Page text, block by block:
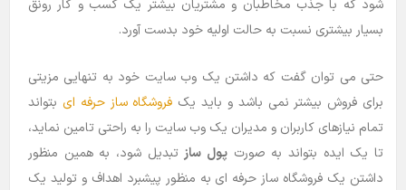
شود که با جذب مخاطبان و مشتریان بیشتر یک کسب و کار رونق
بسیار بیشتری نسبت به حالت اولیه خود بدست آورد.
حتی می توان گفت که داشتن یک وب سایت خود به تنهایی مزیتی
برای فروش بیشتر نمی باشد و باید یک فروشگاه ساز حرفه ای بتواند
تمام نیازهای کاربران و مدیران یک وب سایت را به راحتی تامین نماید،
تا یک ایده بتواند به صورت پول سازتبدیل شود، به همین منظور
داشتن یک فروشگاه ساز حرفه ای به منظور پیشبرد اهداف و تولید یک